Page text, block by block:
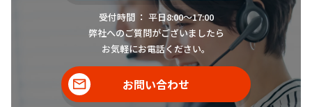
受付時間 ： 平日8:00〜17:00
弊社へのご質問がございましたら
お気軽にお電話ください。
お問い合わせ